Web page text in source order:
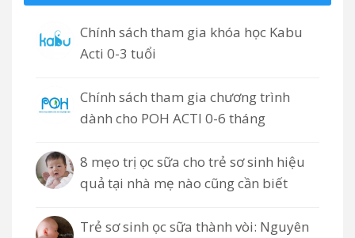
Chính sách tham gia khóa học Kabu
Acti 0-3 tuổi
Chính sách tham gia chương trình
dành cho POH ACTI 0-6 tháng
8 mẹo trị ọc sữa cho trẻ sơ sinh hiệu
quả tại nhà mẹ nào cũng cần biết
Trẻ sơ sinh ọc sữa thành vòi: Nguyên